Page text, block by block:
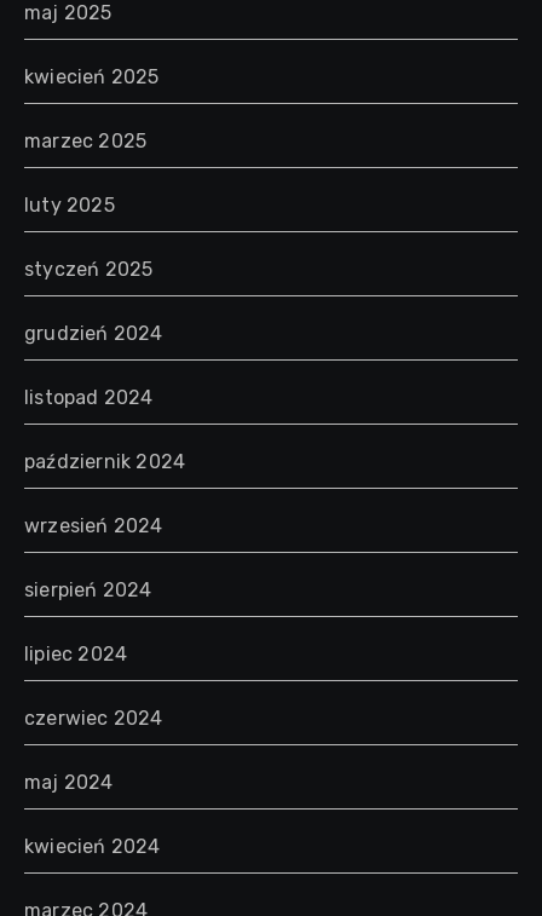
maj 2025
kwiecień 2025
marzec 2025
luty 2025
styczeń 2025
grudzień 2024
listopad 2024
październik 2024
wrzesień 2024
sierpień 2024
lipiec 2024
czerwiec 2024
maj 2024
kwiecień 2024
marzec 2024